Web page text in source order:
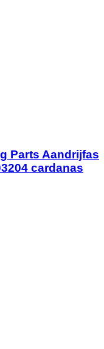
Parts Aandrijfas
cardanas